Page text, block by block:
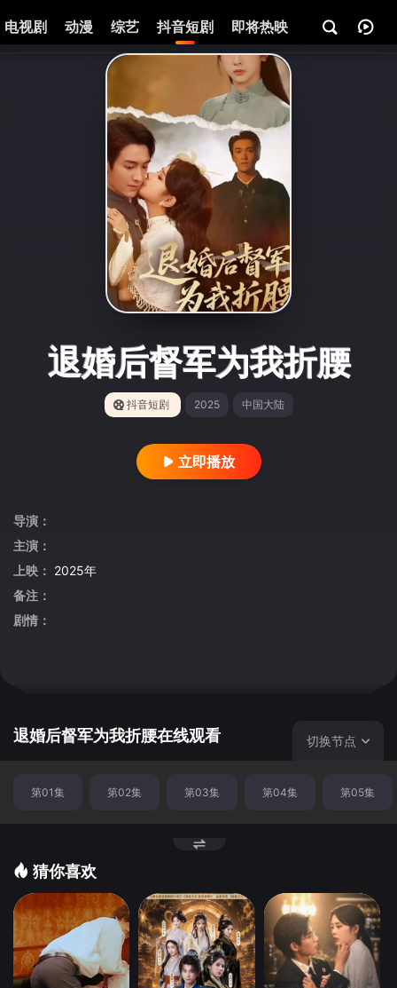
电视剧 动漫 综艺 抖音短剧 即将热映 资讯
退婚后督军为我折腰
抖音短剧 2025 中国大陆
立即播放
导演：
主演：
上映： 2025年
备注：
剧情：
退婚后督军为我折腰在线观看 切换节点
第01集 第02集 第03集 第04集 第05集
猜你喜欢